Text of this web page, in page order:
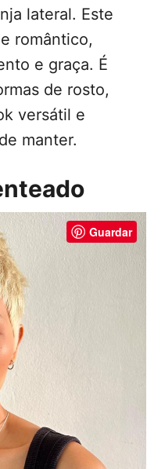
lateral. Este
romântico,
e graça. É
de rosto,
versátil e
manter.
Guardar